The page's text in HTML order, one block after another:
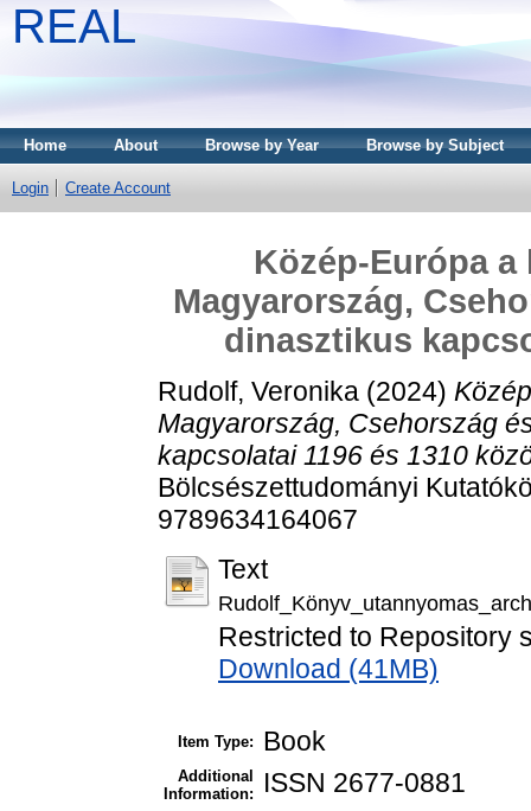
REAL
Home About Browse by Year Browse by Subject
Login Create Account
Közép-Európa a
Magyarország,
dinasztikus
Rudolf, Veronika (2024)
Magyarország, Csehország
kapcsolatai 1196 és 1310
Bölcsészettudományi
9789634164067
Text
Restricted to Repository
Download (41MB)
Item Type: Book
Additional
Information:
ISSN 2677-0881